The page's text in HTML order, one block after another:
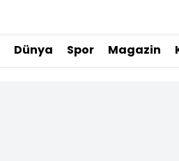
Dünya Spor Magazin